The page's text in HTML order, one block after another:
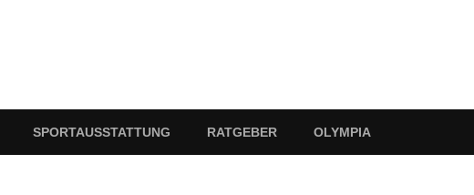
SPORTAUSSTATTUNG RATGEBER OLYMPIA